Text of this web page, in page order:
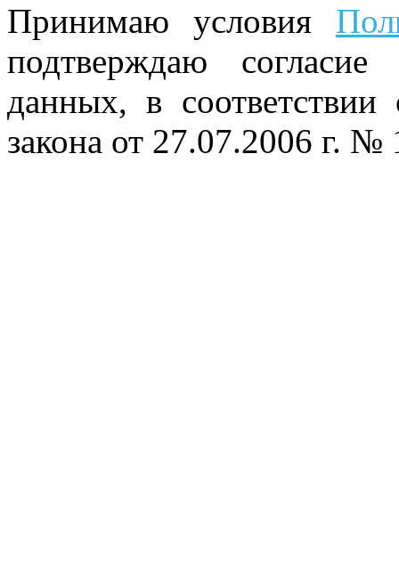
Принимаю условия
подтверждаю
данных, в соответствии
закона от 27.07.2006 г.